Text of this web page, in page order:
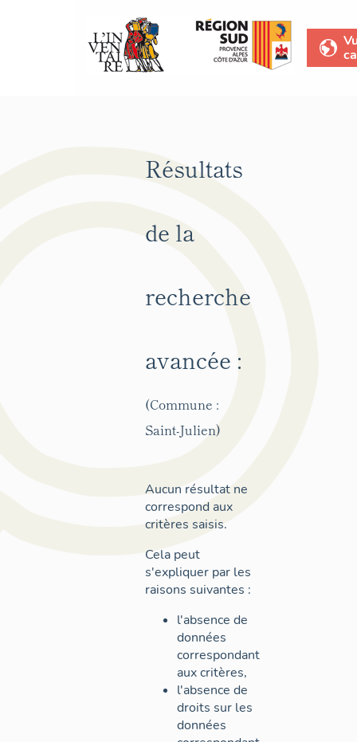
Résultats
de la
recherche
avancée :
(Commune :
Saint-Julien)
Aucun résultat ne
correspond aux
critères saisis.
Cela peut
s'expliquer par les
raisons suivantes :
l'absence de
données
correspondant
aux critères,
l'absence de
droits sur les
données